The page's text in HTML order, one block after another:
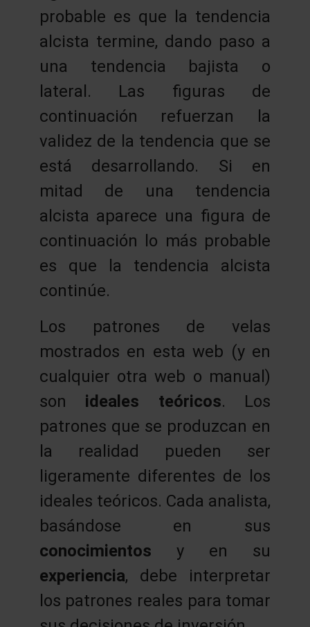
probable es que la tendencia
alcista termine, dando paso a
una tendencia bajista o
lateral. Las figuras de
continuación refuerzan la
validez de la tendencia que se
está desarrollando. Si en
mitad de una tendencia
alcista aparece una figura de
continuación lo más probable
es que la tendencia alcista
continúe.
Los patrones de velas
mostrados en esta web (y en
cualquier otra web o manual)
son ideales teóricos. Los
patrones que se produzcan en
la realidad pueden ser
ligeramente diferentes de los
ideales teóricos. Cada analista,
basándose en sus
conocimientos y en su
experiencia, debe interpretar
los patrones reales para tomar